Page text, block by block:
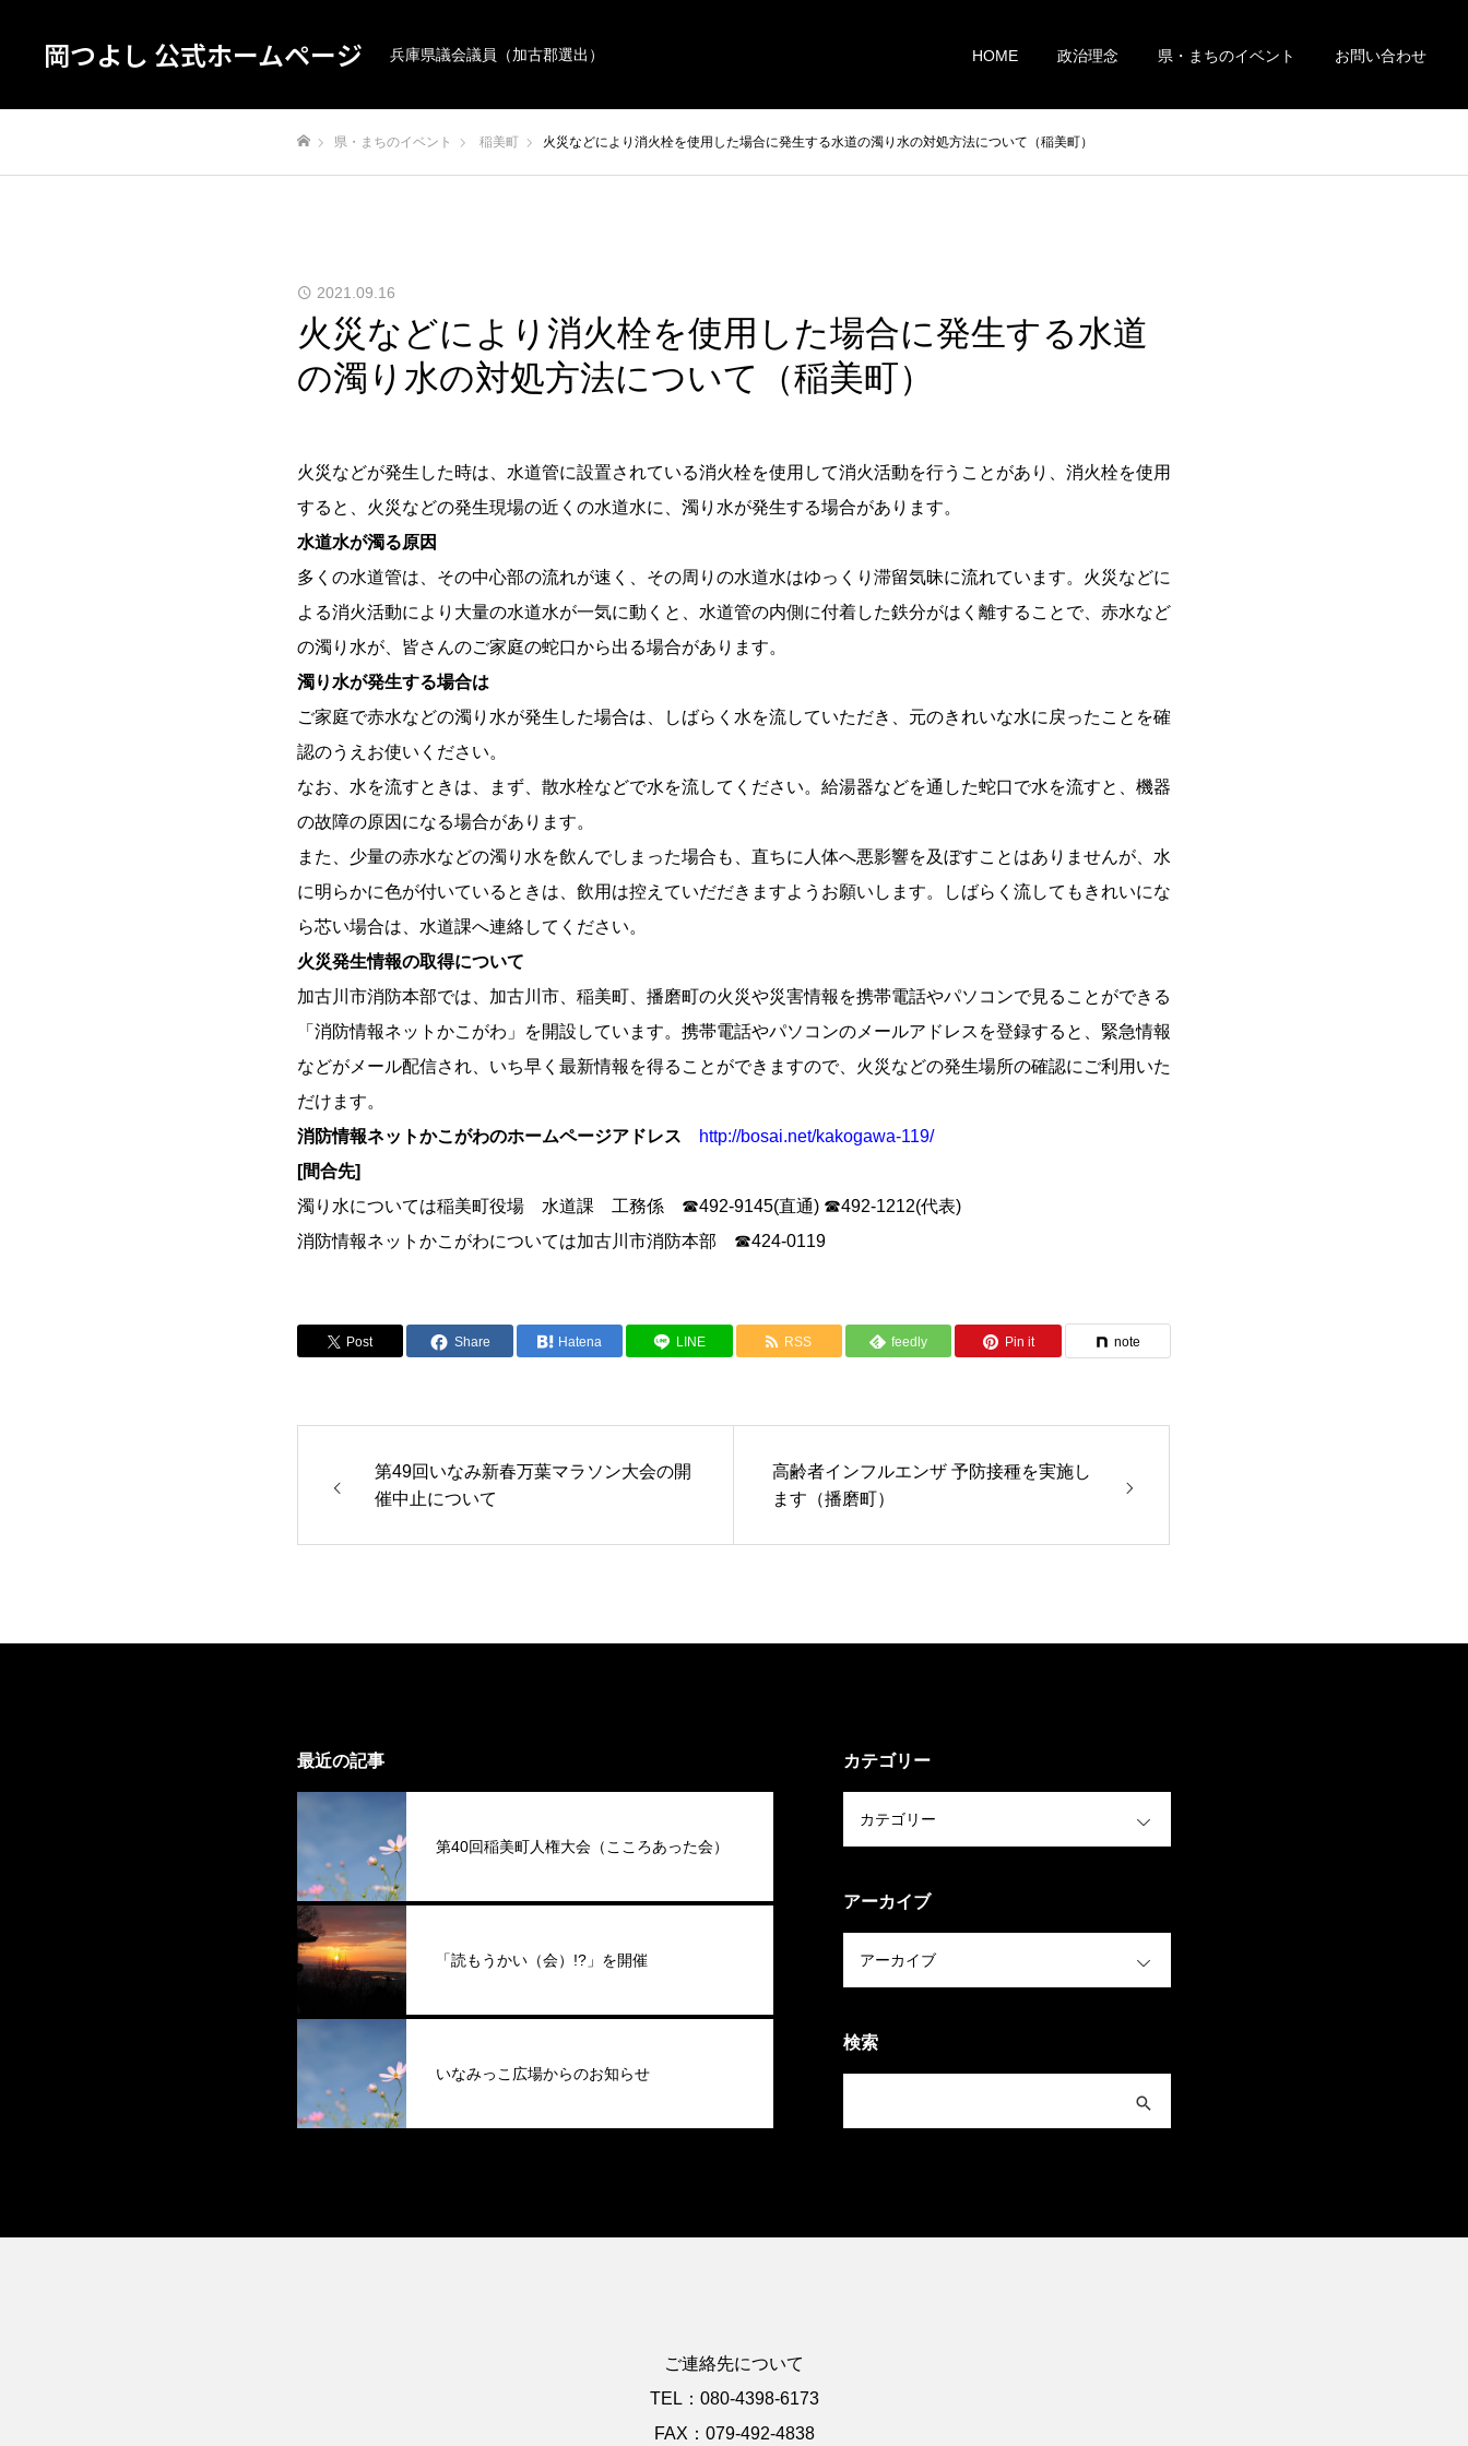
岡つよし 公式ホームページ 兵庫県議会議員（加古郡選出） HOME 政治理念 県・まちのイベント お問い合わせ
県・まちのイベント 稲美町 火災などにより消火栓を使用した場合に発生する水道の濁り水の対処方法について（稲美町）
2021.09.16
火災などにより消火栓を使用した場合に発生する水道
の濁り水の対処方法について（稲美町）
火災などが発生した時は、水道管に設置されている消火栓を使用して消火活動を行うことがあり、消火栓を使用
すると、火災などの発生現場の近くの水道水に、濁り水が発生する場合があります。
水道水が濁る原因
多くの水道管は、その中心部の流れが速く、その周りの水道水はゆっくり滞留気昧に流れています。火災などに
よる消火活動により大量の水道水が一気に動くと、水道管の内側に付着した鉄分がはく離することで、赤水など
の濁り水が、皆さんのご家庭の蛇口から出る場合があります。
濁り水が発生する場合は
ご家庭で赤水などの濁り水が発生した場合は、しばらく水を流していただき、元のきれいな水に戻ったことを確
認のうえお使いください。
なお、水を流すときは、まず、散水栓などで水を流してください。給湯器などを通した蛇口で水を流すと、機器
の故障の原因になる場合があります。
また、少量の赤水などの濁り水を飲んでしまった場合も、直ちに人体へ悪影響を及ぼすことはありませんが、水
に明らかに色が付いているときは、飲用は控えていだだきますようお願いします。しばらく流してもきれいにな
ら芯い場合は、水道課へ連絡してください。
火災発生情報の取得について
加古川市消防本部では、加古川市、稲美町、播磨町の火災や災害情報を携帯電話やパソコンで見ることができる
「消防情報ネットかこがわ」を開設しています。携帯電話やパソコンのメールアドレスを登録すると、緊急情報
などがメール配信され、いち早く最新情報を得ることができますので、火災などの発生場所の確認にご利用いた
だけます。
消防情報ネットかこがわのホームページアドレス
http://bosai.net/kakogawa-119/
[間合先]
濁り水については稲美町役場 水道課 工務係 ☎492-9145(直通) ☎492-1212(代表)
消防情報ネットかこがわについては加古川市消防本部 ☎424-0119
Post Share Hatena LINE RSS feedly Pin it note
第49回いなみ新春万葉マラソン大会の開
催中止について
高齢者インフルエンザ 予防接種を実施し
ます（播磨町）
最近の記事
第40回稲美町人権大会（こころあった会）
「読もうかい（会）!?」を開催
いなみっこ広場からのお知らせ
カテゴリー
アーカイブ
検索
ご連絡先について
TEL：080-4398-6173
FAX：079-492-4838